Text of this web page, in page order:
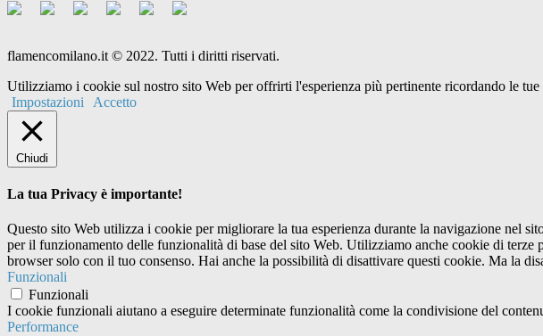
flamencomilano.it © 2022. Tutti i diritti riservati.
Utilizziamo i cookie sul nostro sito Web per offrirti l'esperienza più pertinente ricordando le
Impostazioni
Accetto
Chiudi
La tua Privacy è importante!
Questo sito Web utilizza i cookie per migliorare la tua esperienza durante la navigazione nel
per il funzionamento delle funzionalità di base del sito Web. Utilizziamo anche cookie di
browser solo con il tuo consenso. Hai anche la possibilità di disattivare questi cookie. Ma la
Funzionali
Funzionali
I cookie funzionali aiutano a eseguire determinate funzionalità come la condivisione del
Performance